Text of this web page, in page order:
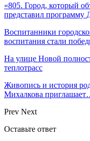
«805. Город, который
представил программу
Воспитанники
воспитания стали
На улице Новой
теплотрасс
Живопись и история
Михалкова
Prev Next
Оставьте ответ